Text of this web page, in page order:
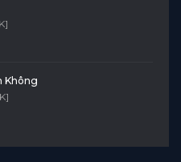
Không